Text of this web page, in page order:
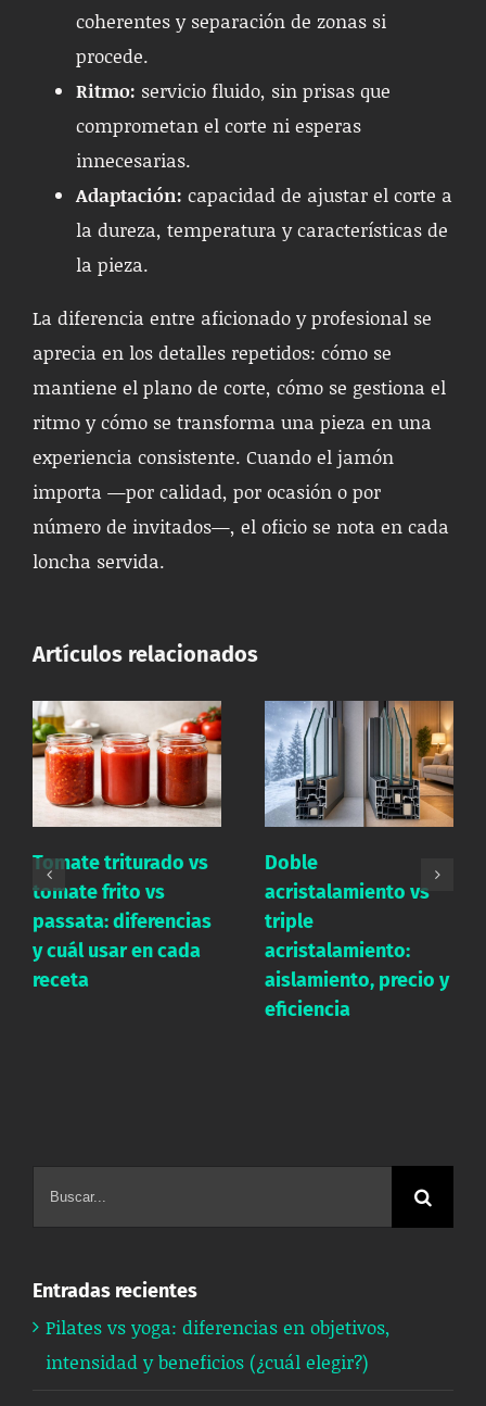
coherentes y separación de zonas si
procede.
Ritmo: servicio fluido, sin prisas que
comprometan el corte ni esperas
innecesarias.
Adaptación: capacidad de ajustar el corte a
la dureza, temperatura y características de
la pieza.
La diferencia entre aficionado y profesional se
aprecia en los detalles repetidos: cómo se
mantiene el plano de corte, cómo se gestiona el
ritmo y cómo se transforma una pieza en una
experiencia consistente. Cuando el jamón
importa —por calidad, por ocasión o por
número de invitados—, el oficio se nota en cada
loncha servida.
Artículos relacionados
Doble
acristalamiento vs
triple
acristalamiento:
aislamiento, precio y
Sal marina vs sal
yodada: diferencias
nutricionales, usos y
mitos frecuentes
Entradas recientes
Pilates vs yoga: diferencias en objetivos,
intensidad y beneficios (¿cuál elegir?)